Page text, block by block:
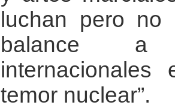
luchan pero
balance a
temor nuclear”.